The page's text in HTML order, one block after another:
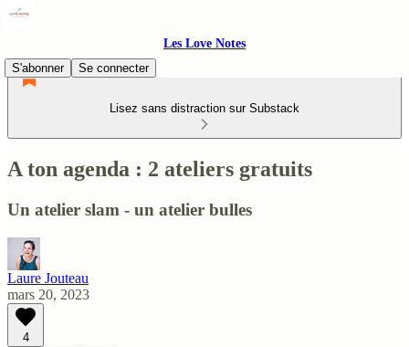
Les Love Notes
S'abonner
Se connecter
Lisez sans distraction sur Substack
A ton agenda : 2 ateliers gratuits
Un atelier slam - un atelier bulles
Laure Jouteau
mars 20, 2023
4